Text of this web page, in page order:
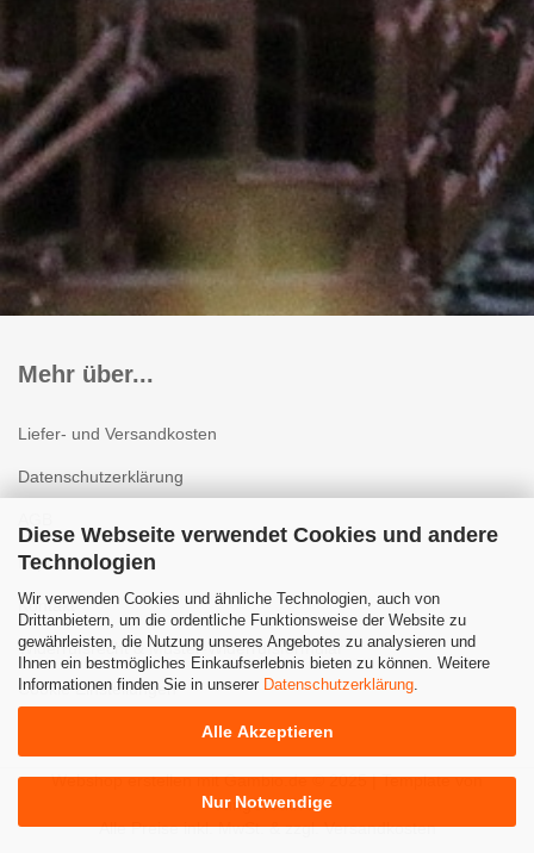
Diese Webseite verwendet Cookies und andere
Technologien
Wir verwenden Cookies und ähnliche Technologien, auch von
Drittanbietern, um die ordentliche Funktionsweise der Website zu
gewährleisten, die Nutzung unseres Angebotes zu analysieren und
Ihnen ein bestmögliches Einkaufserlebnis bieten zu können. Weitere
Informationen finden Sie in unserer Datenschutzerklärung
Alle Akzeptieren
Nur Notwendige
Mehr über...
Liefer- und Versandkosten
Datenschutzerklärung
Impressum
Kontakt
Widerrufsrecht & Muster-Widerrufsformular
Cookie Einstellungen
Webshop erstellenmit Gambio.de © 2025 | Template von
JungCreative.
Alle Preise inkl. MwSt. & zzgl. Versandkosten